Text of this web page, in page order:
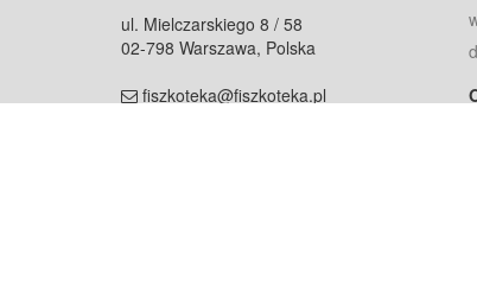
ul. Mielczarskiego 8 / 58
02-798 Warszawa, Polska
fiszkoteka@fiszkoteka.pl